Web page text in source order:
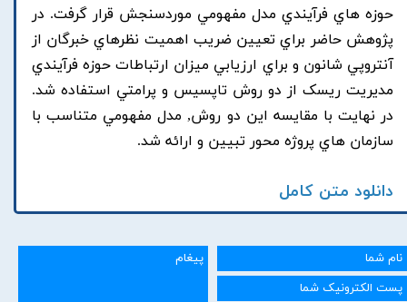
حوزه هاي فرآيندي مدل مفهومي موردسنجش قرار گرفت. در
پژوهش حاضر براي تعيين ضريب اهميت نظرهاي خبرگان از
آنتروپي شانون و براي ارزيابي ميزان ارتباطات حوزه فرآيندي
مديريت ريسک از دو روش تاپسيس و پرامتي استفاده شد.
در نهايت با مقايسه اين دو روش, مدل مفهومي متناسب با
سازمان هاي پروژه محور تبيين و ارائه شد.
دانلود متن کامل